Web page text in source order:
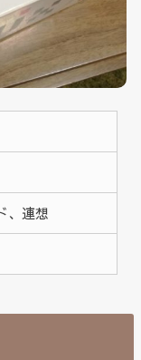
、連想